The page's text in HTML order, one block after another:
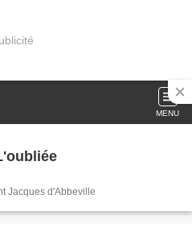
MENU
Saint Jacques d'Abbeville